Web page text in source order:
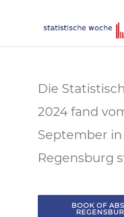
Die
2024 fand
September in
Regensburg
BOOK OF